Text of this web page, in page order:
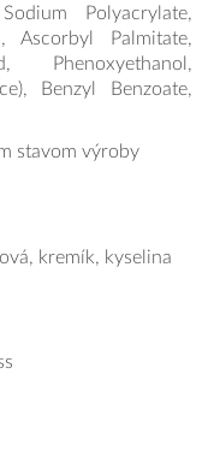
Polyacrylate,
Ascorbyl Palmitate,
Benzyl Benzoate,
stavom výroby
kremík, kyselina